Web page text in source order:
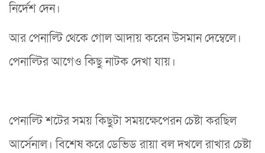
নির্দেশ দেন।
আর পেনাল্টি থেকে গোল আদায় করেন উসমান দেম্বেলে।
পেনাল্টির আগেও কিছু নাটক দেখা যায়।
পেনাল্টি শটের সময় কিছুটা সময়ক্ষেপেরন চেষ্টা করছিল
আর্সেনাল। বিশেষ করে ডেভিড রায়া বল দখলে রাখার চেষ্টা